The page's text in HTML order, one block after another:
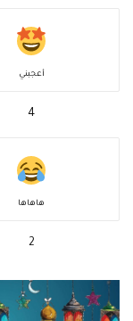
أعجبني
4
هاهاها
2